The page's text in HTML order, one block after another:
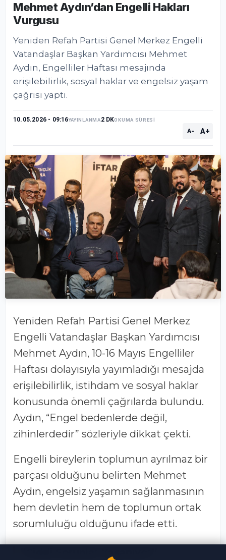
Mehmet Aydın’dan Engelli Hakları
Vurgusu
Yeniden Refah Partisi Genel Merkez Engelli
Vatandaşlar Başkan Yardımcısı Mehmet
Aydın, Engelliler Haftası mesajında
erişilebilirlik, sosyal haklar ve engelsiz yaşam
çağrısı yaptı.
10.05.2026 - 09:16YAYINLANMA2 DKOKUMA SÜRESİ
A- A+
Yeniden Refah Partisi Genel Merkez
Engelli Vatandaşlar Başkan Yardımcısı
Mehmet Aydın, 10-16 Mayıs Engelliler
Haftası dolayısıyla yayımladığı mesajda
erişilebilirlik, istihdam ve sosyal haklar
konusunda önemli çağrılarda bulundu.
Aydın, “Engel bedenlerde değil,
zihinlerdedir” sözleriyle dikkat çekti.
Engelli bireylerin toplumun ayrılmaz bir
parçası olduğunu belirten Mehmet
Aydın, engelsiz yaşamın sağlanmasının
hem devletin hem de toplumun ortak
sorumluluğu olduğunu ifade etti.